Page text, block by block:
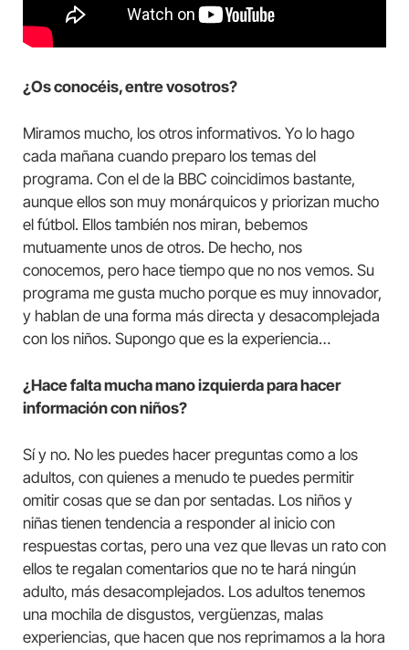
¿Os conocéis, entre vosotros?
Miramos mucho, los otros informativos. Yo lo hago
cada mañana cuando preparo los temas del
programa. Con el de la BBC coincidimos bastante,
aunque ellos son muy monárquicos y priorizan mucho
el fútbol. Ellos también nos miran, bebemos
mutuamente unos de otros. De hecho, nos
conocemos, pero hace tiempo que no nos vemos. Su
programa me gusta mucho porque es muy innovador,
y hablan de una forma más directa y desacomplejada
con los niños. Supongo que es la experiencia…
¿Hace falta mucha mano izquierda para hacer
información con niños?
Sí y no. No les puedes hacer preguntas como a los
adultos, con quienes a menudo te puedes permitir
omitir cosas que se dan por sentadas. Los niños y
niñas tienen tendencia a responder al inicio con
respuestas cortas, pero una vez que llevas un rato con
ellos te regalan comentarios que no te hará ningún
adulto, más desacomplejados. Los adultos tenemos
una mochila de disgustos, vergüenzas, malas
experiencias, que hacen que nos reprimamos a la hora